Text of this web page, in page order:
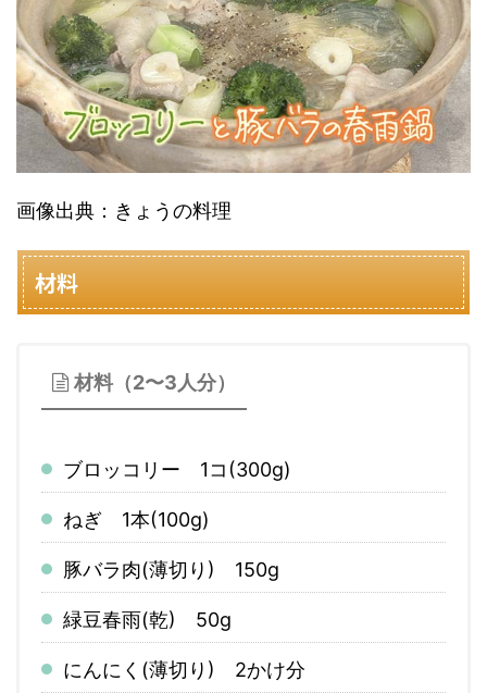
画像出典：きょうの料理
材料
材料（2〜3人分）
ブロッコリー 1コ(300g)
ねぎ 1本(100g)
豚バラ肉(薄切り) 150g
緑豆春雨(乾) 50g
にんにく(薄切り) 2かけ分